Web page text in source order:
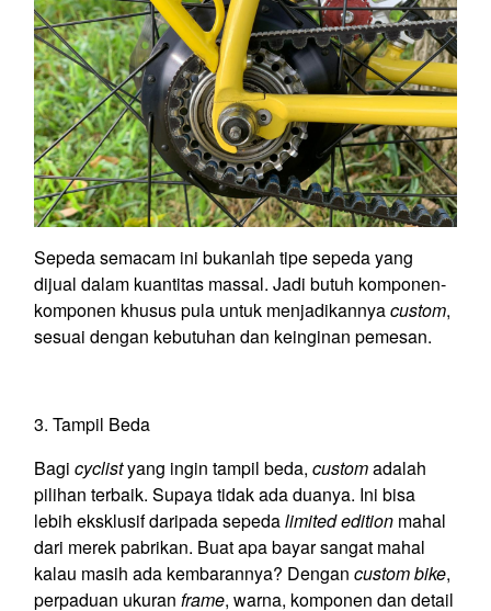
Sepeda semacam ini bukanlah tipe sepeda yang
dijual dalam kuantitas massal. Jadi butuh komponen-
komponen khusus pula untuk menjadikannyacustom,
sesuai dengan kebutuhan dan keinginan pemesan.
3. Tampil Beda
Bagi cyclistyang ingin tampil beda, customadalah
pilihan terbaik. Supaya tidak ada duanya. Ini bisa
lebih eksklusif daripada sepedalimited edition mahal
dari merek pabrikan. Buat apa bayar sangat mahal
kalau masih ada kembarannya? Dengan custom bike,
perpaduan ukuran frame, warna, komponen dan detail